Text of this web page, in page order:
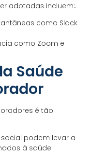
adotadas incluem:.
como Slack
como Zoom e
Saúde
é tão
podem levar a
à saúde